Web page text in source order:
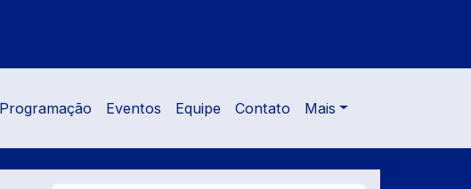
Programação Eventos Equipe Contato Mais